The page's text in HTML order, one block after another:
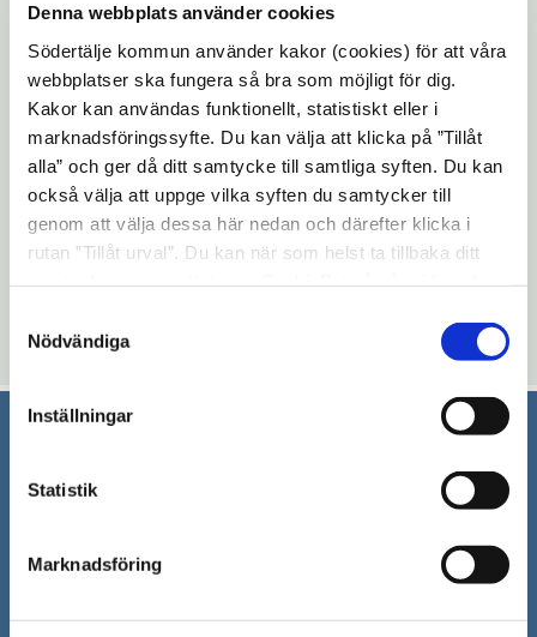
Denna webbplats använder cookies
Södertälje kommun använder kakor (cookies) för att våra
webbplatser ska fungera så bra som möjligt för dig.
Kakor kan användas funktionellt, statistiskt eller i
marknadsföringssyfte. Du kan välja att klicka på ”Tillåt
alla” och ger då ditt samtycke till samtliga syften. Du kan
också välja att uppge vilka syften du samtycker till
genom att välja dessa här nedan och därefter klicka i
rutan ”Tillåt urval”. Du kan när som helst ta tillbaka ditt
"Visa detaljer" kan du läsa om hur kakorna används och
hur vi och våra leverantörer inhämtar och behandlar
Nödvändiga
Inställningar
Statistik
Marknadsföring
medborgarna känner att de kan delta i
demokratiska processer, vara med och
påverka samhällsfrågor och bidra med egna
tankar och idéer. Det går att påverka och
engagera sig på olika sätt.Läs mer om hur
du kan påverka Öppna
i
nytt
fönster
Uppdaterad: 2025-12-08
Blev du hjälpt av informationen på den här sidan?
thumb_up Ja
Södertälje kommun
Tfn: 08–523 010 00